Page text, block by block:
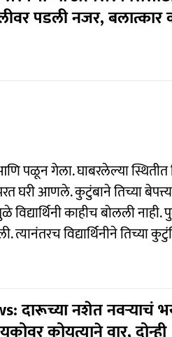
पडली नजर,
पळून गेला. घाबरलेल्या स्थितीत
घरी आणले. कुटुंबाने तिच्या
काहीच बोलली
विद्यार्थिनीने तिच्या
दारूच्या नशेत नवऱ्याचं